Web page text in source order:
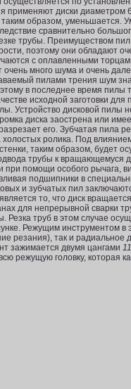
применяют диски
образом, уменьшается.
сравнительно
трубы. Преимуществом
поэтому они обладают
с оплавленными
много шума и очень
пилами трения шум
в последнее время пилы
исходной заготовки для
Устройство дисковой пилы
диска заострена или
его. Зубчатая пила
ролика. Под
таким образом, будет
трубы к вращающемуся
помощи особого рычага,
подшипники в
и зубчатых пил
то, что диск
для непрерывной сварки
труб в этом случае
Режущим инструментом в
резания), так и радиальное
зажимается двумя цангами
режущую головку, ко­торая